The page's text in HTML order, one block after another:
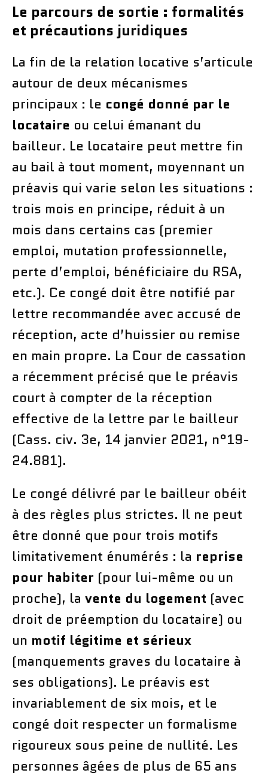
Le parcours de sortie : formalités
et précautions juridiques
La fin de la relation locative s’articule
autour de deux mécanismes
principaux : le congé donné par le
locataire ou celui émanant du
bailleur. Le locataire peut mettre fin
au bail à tout moment, moyennant un
préavis qui varie selon les situations :
trois mois en principe, réduit à un
mois dans certains cas (premier
emploi, mutation professionnelle,
perte d’emploi, bénéficiaire du RSA,
etc.). Ce congé doit être notifié par
lettre recommandée avec accusé de
réception, acte d’huissier ou remise
en main propre. La Cour de cassation
a récemment précisé que le préavis
court à compter de la réception
effective de la lettre par le bailleur
(Cass. civ. 3e, 14 janvier 2021, n°19-
24.881).
Le congé délivré par le bailleur obéit
à des règles plus strictes. Il ne peut
être donné que pour trois motifs
limitativement énumérés : la reprise
pour habiter (pour lui-même ou un
proche), la vente du logement (avec
droit de préemption du locataire) ou
un motif légitime et sérieux
(manquements graves du locataire à
ses obligations). Le préavis est
invariablement de six mois, et le
congé doit respecter un formalisme
rigoureux sous peine de nullité. Les
personnes âgées de plus de 65 ans